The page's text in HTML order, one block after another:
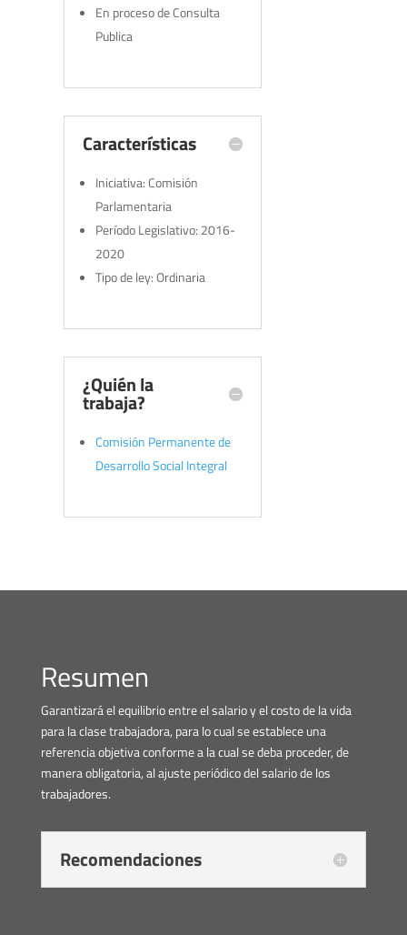
En proceso de Consulta
Publica
Características
Iniciativa: Comisión
Parlamentaria
Período Legislativo: 2016-
2020
Tipo de ley: Ordinaria
¿Quién la
trabaja?
Comisión Permanente de
Desarrollo Social Integral
Resumen
Garantizará el equilibrio entre el salario y el costo de la vida
para la clase trabajadora, para lo cual se establece una
referencia objetiva conforme a la cual se deba proceder, de
manera obligatoria, al ajuste periódico del salario de los
trabajadores.
Recomendaciones